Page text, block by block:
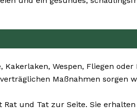
Kakerlaken, Wespen, Fliegen
Maßnahmen sorgen
und Tat zur Seite. Sie